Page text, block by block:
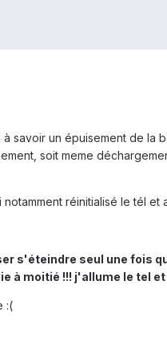
savoir un épuisement de
soit meme
réinitialisé le tél
s'éteindre seul une fois
à moitié !!! j'allume le tel
:(